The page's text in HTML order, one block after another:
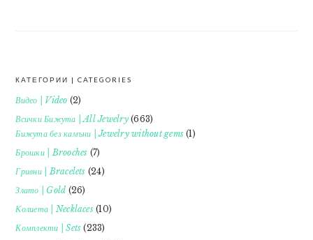
FOOTER
КАТЕГОРИИ | CATEGORIES
Видео | Video (2)
Всички Бижута | All Jewelry(663)
Бижута без камъни | Jewelry without gems (1)
Брошки | Brooches (7)
Гривни | Bracelets (24)
Злато | Gold (26)
Колиета | Necklaces(10)
Комплекти | Sets (233)